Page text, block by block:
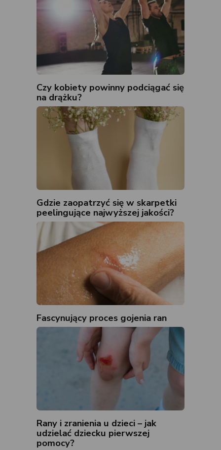
Czy kobiety powinny podciągać się
na drążku?
Gdzie zaopatrzyć się w skarpetki
peelingujące najwyższej jakości?
Fascynujący proces gojenia ran
Rany i zranienia u dzieci – jak
udzielać dziecku pierwszej
pomocy?